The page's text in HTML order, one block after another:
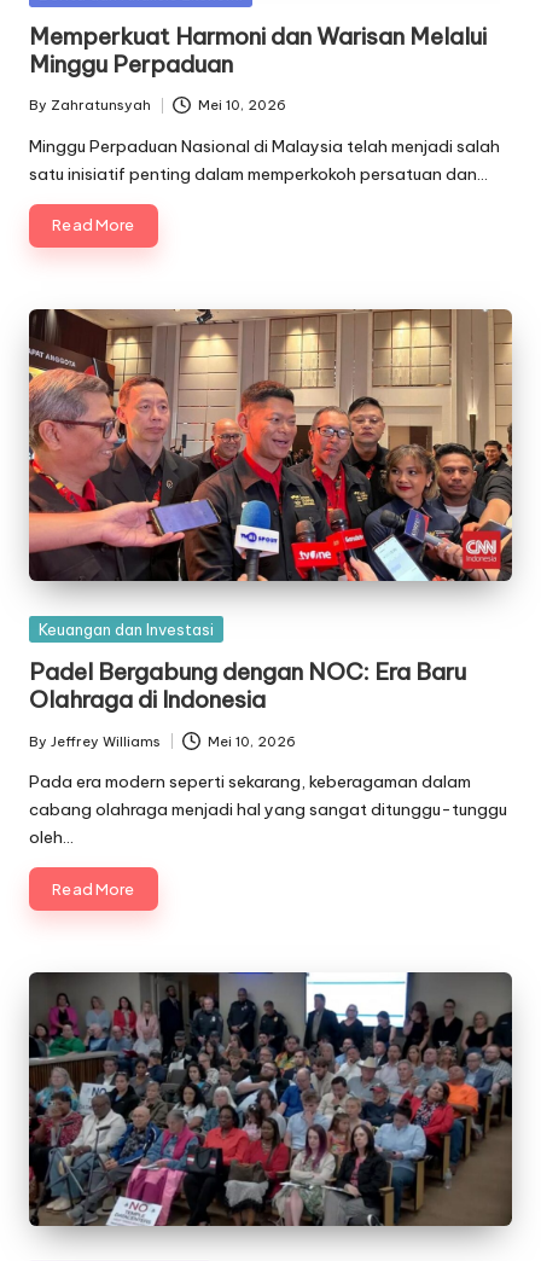
Memperkuat Harmoni dan Warisan Melalui
Minggu Perpaduan
Posted
by
By Zahratunsyah Mei 10, 2026
Minggu Perpaduan Nasional di Malaysia telah menjadi salah
satu inisiatif penting dalam memperkokoh persatuan dan…
Read More
Posted
Keuangan dan Investasi
Padel Bergabung dengan NOC: Era Baru
Olahraga di Indonesia
Posted
by
By Jeffrey Williams Mei 10, 2026
Pada era modern seperti sekarang, keberagaman dalam
cabang olahraga menjadi hal yang sangat ditunggu-tunggu
oleh…
Read More